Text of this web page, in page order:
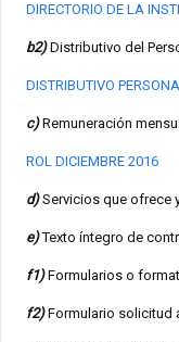
DIRECTORIO DE LA
b2)Distributivo del
DISTRIBUTIVO
c)Remuneración
ROL DICIEMBRE 2016
d)Servicios que ofrece
e)Texto íntegro de
f1)Formularios o
f2)Formulario solicitud